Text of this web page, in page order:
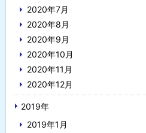
2020年7月
2020年8月
2020年9月
2020年10月
2020年11月
2020年12月
2019年
2019年1月